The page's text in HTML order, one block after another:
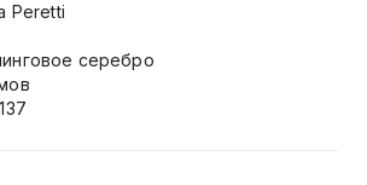
Peretti
серебро